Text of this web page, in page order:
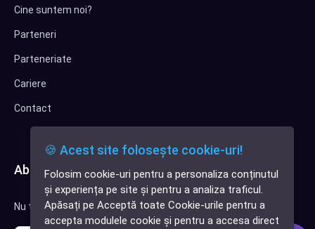
✕
Cauți o aplicație
software?
Cine suntem noi?
Parteneri
Parteneriate
Cariere
Contact
Abonează-te la newsletter
Nu trimitem spam, deci nu îți face griji.
🍪 Acest site folosește cookie-uri!
Folosim cookie-uri pentru a personaliza conținutul
și experiența pe site și pentru a analiza traficul.
Apăsați pe Acceptă toate Cookie-urile pentru a
accepta modulele cookie și pentru a accesa direct